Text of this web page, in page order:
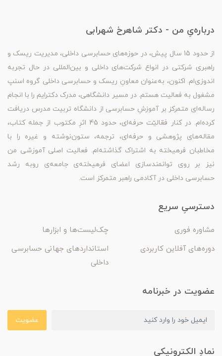
درباره‌یِ من - دکتر شاهرخ شهرابی
از حدود 15 سال پیش، در حوزه‌های حسابرسی داخلی، مدیریت ریسک و
راهبری شرکتی در انواع شرکت‌های داخلی و بین‌المللی در حال تجربه
اندوزی‌ام. اکنون، به‌عنوان معاونِ ریسک و حسابرسی داخلی گروه اسنپ
مشغول به فعالیت هستم. در مسیر دانشگاهی، مدرک دکترایم را با انجام
رساله‌ای متمرکز بر آموزشِ حسابرسی از دانشگاه تربیت مدرس دریافت
کرده‌ام. در کنار فعّالیّت حرفه‌ای، حدود 45 اثرِ مکتوب از جمله کتاب،
مقاله‌های پژوهشی و حرفه‌ای، ترجمه، ستون‌نوشته و غیره را با
مخاطبان فرهیخته به اشتراک گذاشته‌ام. فعالیت اصلی آموزشی من
نیز بر روی توانمندسازی اعضای فرهیخته‌ی جامعه‌ی روبه رشد
حسابرسی داخلی در آکادمی راهبر متمرکز است.
دسترسیِ سریع
مشاوره فوری
چک‌لیست‌ها و ابزارها
دوره‌های آفلاین کاربردی
استانداردهای جهانی حسابرسی
داخلی
عضویت در خبرنامه
عضویت
نمادِ الکترونیکی